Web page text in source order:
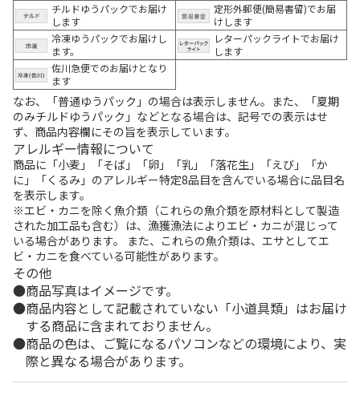
チルドゆうパックでお届け
します
定形外郵便(簡易書留)でお届
けします
冷凍ゆうパックでお届けし
ます。
レターパックライトでお届け
します
佐川急便でのお届けとなり
ます
なお、「普通ゆうパック」の場合は表示しません。また、「夏期
のみチルドゆうパック」などとなる場合は、記号での表示はせ
ず、商品内容欄にその旨を表示しています。
アレルギー情報について
商品に「小麦」「そば」「卵」「乳」「落花生」「えび」「か
に」「くるみ」のアレルギー特定8品目を含んでいる場合に品目名
を表示します。
※エビ・カニを除く魚介類（これらの魚介類を原材料として製造
された加工品も含む）は、漁獲漁法によりエビ・カニが混じって
いる場合があります。 また、これらの魚介類は、エサとしてエ
ビ・カニを食べている可能性があります。
その他
商品写真はイメージです。
商品内容として記載されていない「小道具類」はお届け
する商品に含まれておりません。
商品の色は、ご覧になるパソコンなどの環境により、実
際と異なる場合があります。